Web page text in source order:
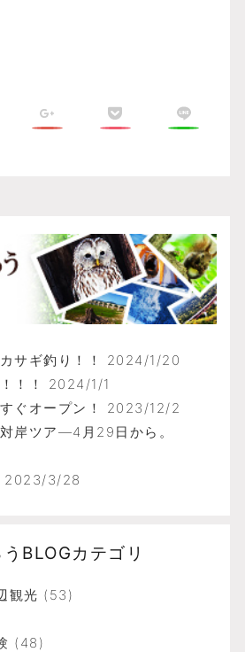
サギ釣り！！
2024/1/20
！！
2024/1/1
ぐオープン！
2023/12/2
岸ツア―4月29日から。
2023/3/28
BLOGカテゴリ
観光 (53)
(48)